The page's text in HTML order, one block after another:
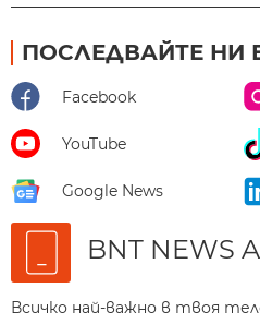
ПОСЛЕДВАЙТЕ НИ
Facebook
YouTube
Google News
BNT NEWS
Всичко най-важно в твоя